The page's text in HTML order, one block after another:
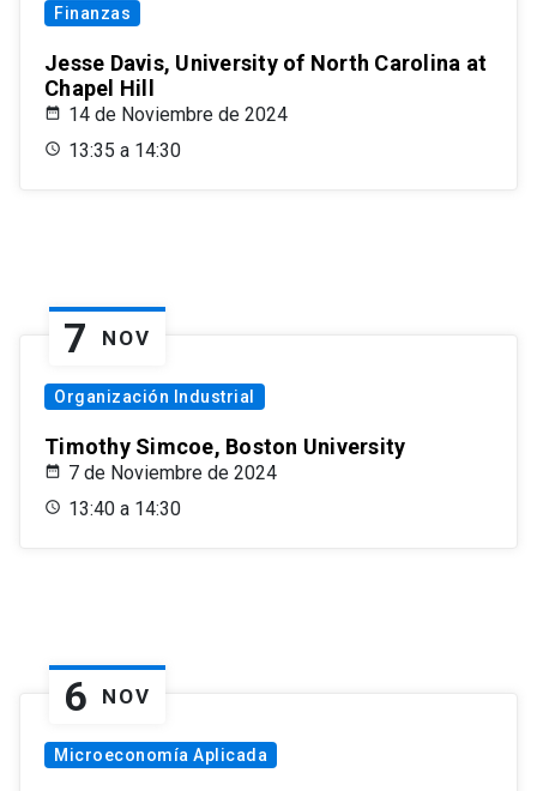
Finanzas
Jesse Davis, University of North Carolina at
Chapel Hill
14 de Noviembre de 2024
13:35 a 14:30
7 NOV
Organización Industrial
Timothy Simcoe, Boston University
7 de Noviembre de 2024
13:40 a 14:30
6 NOV
Microeconomía Aplicada